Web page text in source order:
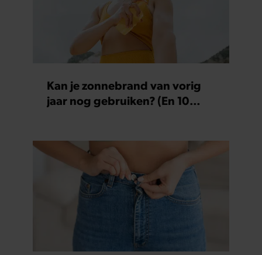
Kan je zonnebrand van vorig
jaar nog gebruiken? (En 10